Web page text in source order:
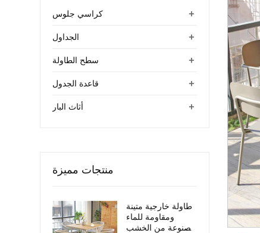
+ كراسي جلوس
+ الجداول
+ سطح الطاولة
+ قاعدة الجدول
+ أثاث البار
منتجات مميزة
طاولة خارجية متينة
ومقاومة للماء
مصنوعة من الخشب